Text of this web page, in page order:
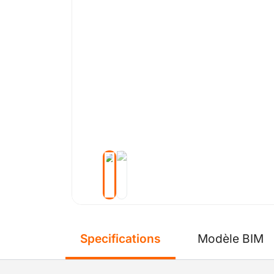
Specifications Modèle BIM